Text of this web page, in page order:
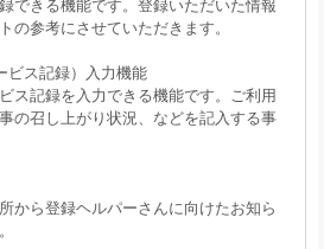
の参考にさせていただきます。
ビス記録）入力機能
ス記録を入力できる機能です。ご利用
の召し上がり状況、などを記入する事
から登録ヘルパーさんに向けたお知ら